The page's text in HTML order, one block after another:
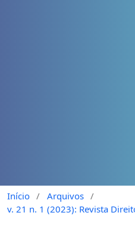
Início / Arquivos /
v. 21 n. 1 (2023): Revista